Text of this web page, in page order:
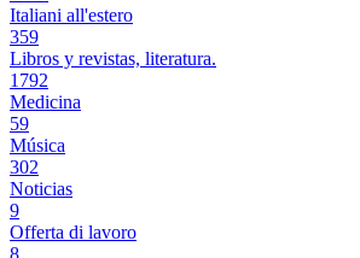
Italiani all'estero
359
Libros y revistas, literatura.
1792
Medicina
59
Música
302
Noticias
9
Offerta di lavoro